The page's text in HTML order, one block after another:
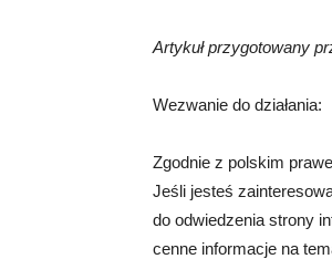
Artykuł przygotowany
Wezwanie do działania:
Zgodnie z polskim
Jeśli jesteś
do odwiedzenia strony
cenne informacje na